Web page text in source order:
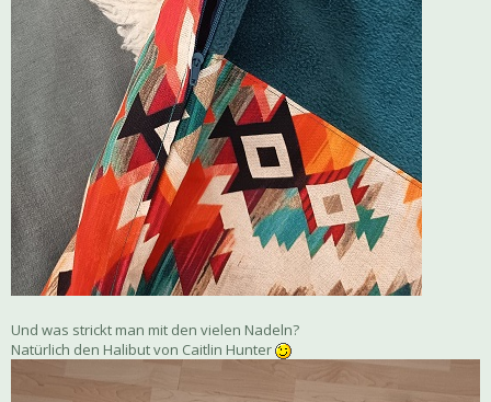
Und was strickt man mit den vielen Nadeln?
Natürlich den Halibut von Caitlin Hunter